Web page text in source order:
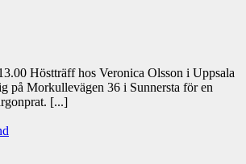
Höstträff hos Veronica Olsson i Uppsala
på Morkullevägen 36 i Sunnersta för en
[...]